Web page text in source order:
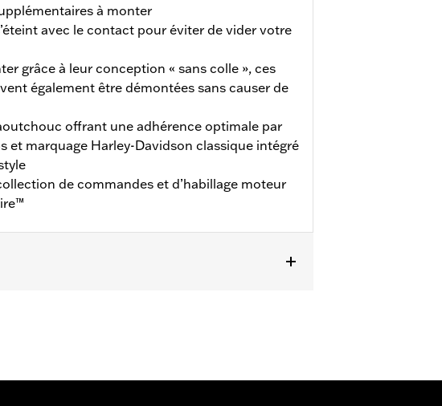
à monter
avec le contact pour éviter de vider votre
grâce à leur conception « sans colle », ces
également être démontées sans causer de
offrant une adhérence optimale par
et marquage Harley-Davidson classique intégré
de commandes et d’habillage moteur
kit de connexion électrique P/N 69201599A. Les